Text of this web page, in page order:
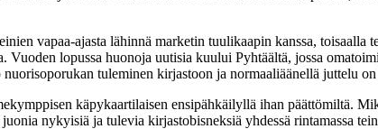
vapaa-ajasta lähinnä marketin tuulikaapin kanssa, toisaalla
Vuoden lopussa huonoja uutisia kuului Pyhtäältä, jossa
tuleminen kirjastoon ja normaaliäänellä juttelu
käpykaartilaisen ensipähkäilyllä ihan päättömiltä.
nykyisiä ja tulevia kirjastobisneksiä yhdessä rintamassa